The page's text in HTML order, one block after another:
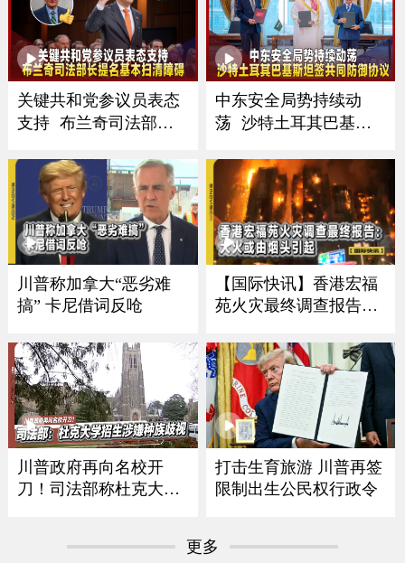
关键共和党参议员表态
支持 布兰奇司法部长
中东安全局势持续动
荡 沙特土耳其巴基斯
川普称加拿大“恶劣难
搞” 卡尼借词反呛
【国际快讯】香港宏福
苑火灾最终调查报告｜
本食品自给率跌至最低
川普政府再向名校开
刀！司法部称杜克大学
打击生育旅游 川普再签
限制出生公民权行政令
更多